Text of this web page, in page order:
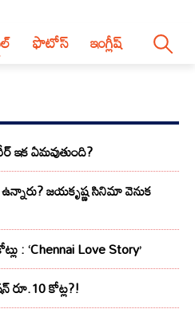
ఫొటోస్ ఇంగ్లీష్
ఇక ఏమవుతుంది?
జయకృష్ణ సినిమా వెనుక
: ‘Chennai Love Story’
రూ.10 కోట్ల?!